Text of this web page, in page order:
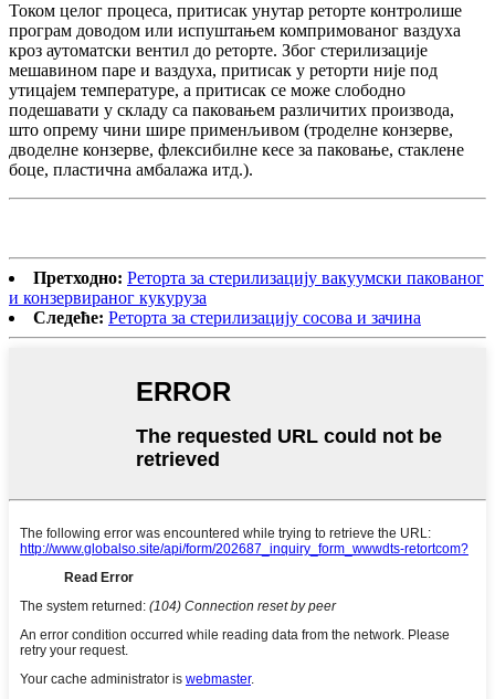
Током целог процеса, притисак унутар реторте контролише
програм доводом или испуштањем компримованог ваздуха
кроз аутоматски вентил до реторте. Због стерилизације
мешавином паре и ваздуха, притисак у реторти није под
утицајем температуре, а притисак се може слободно
подешавати у складу са паковањем различитих производа,
што опрему чини шире применљивом (троделне конзерве,
дводелне конзерве, флексибилне кесе за паковање, стаклене
боце, пластична амбалажа итд.).
Претходно: Реторта за стерилизацију вакуумски пакованог
и конзервираног кукуруза
Следеће: Реторта за стерилизацију сосова и зачина